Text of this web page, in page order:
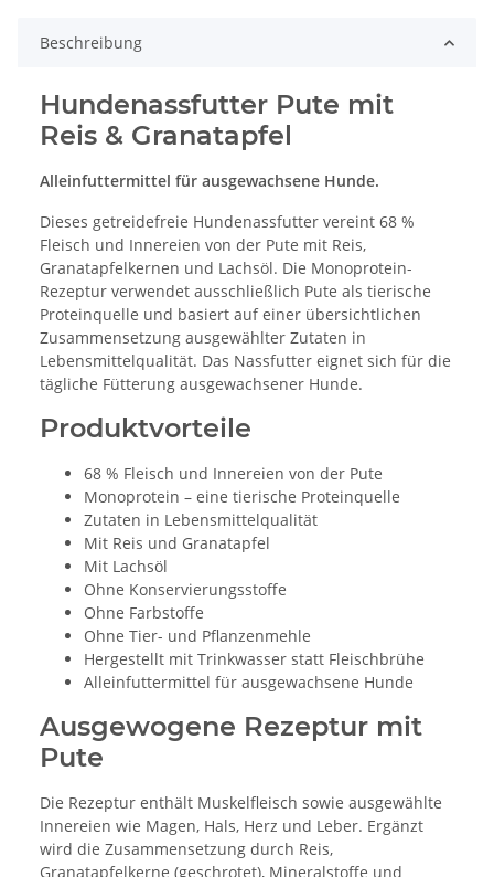
Beschreibung
Hundenassfutter Pute mit
Reis & Granatapfel
Alleinfuttermittel für ausgewachsene Hunde.
Dieses getreidefreie Hundenassfutter vereint 68 %
Fleisch und Innereien von der Pute mit Reis,
Granatapfelkernen und Lachsöl. Die Monoprotein-
Rezeptur verwendet ausschließlich Pute als tierische
Proteinquelle und basiert auf einer übersichtlichen
Zusammensetzung ausgewählter Zutaten in
Lebensmittelqualität. Das Nassfutter eignet sich für die
tägliche Fütterung ausgewachsener Hunde.
Produktvorteile
68 % Fleisch und Innereien von der Pute
Monoprotein – eine tierische Proteinquelle
Zutaten in Lebensmittelqualität
Mit Reis und Granatapfel
Mit Lachsöl
Ohne Konservierungsstoffe
Ohne Farbstoffe
Ohne Tier- und Pflanzenmehle
Hergestellt mit Trinkwasser statt Fleischbrühe
Alleinfuttermittel für ausgewachsene Hunde
Ausgewogene Rezeptur mit
Pute
Die Rezeptur enthält Muskelfleisch sowie ausgewählte
Innereien wie Magen, Hals, Herz und Leber. Ergänzt
wird die Zusammensetzung durch Reis,
Granatapfelkerne (geschrotet), Mineralstoffe und